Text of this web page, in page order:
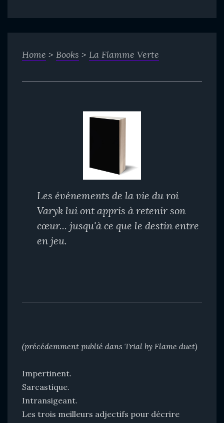
Home > Books > La Flamme Verte
Les événements de la vie du roi
Varyk lui ont appris à retenir son
cœur... jusqu'à ce que le destin entre
en jeu.
(précédemment publié dans Trial by Flame duet)
Impertinent.
Sarcastique.
Intransigeant.
Les trois meilleurs adjectifs pour décrire